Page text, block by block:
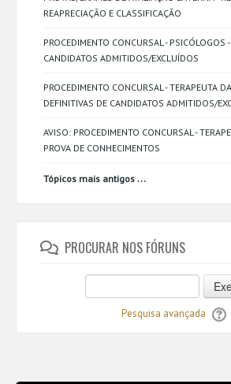
REAPRECIAÇÃO E CLASSIFICAÇÃO
PROCEDIMENTO CONCURSAL - PSICÓLOGOS
CANDIDATOS ADMITIDOS/EXCLUÍDOS
PROCEDIMENTO CONCURSAL - TERAPEUTA
DEFINITIVAS DE CANDIDATOS ADMITIDOS/
AVISO: PROCEDIMENTO CONCURSAL -
PROVA DE CONHECIMENTOS
Tópicos mais antigos ...
PROCURAR NOS FÓRUNS
Pesquisa avançada